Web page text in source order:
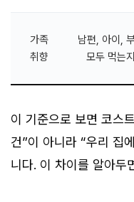
가족
취향
남편, 아이,
모두 먹는지
이 기준으로 보면 코스
건”이 아니라 “우리 집
니다. 이 차이를 알아두